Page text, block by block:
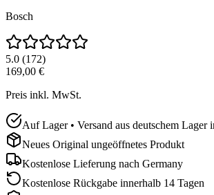
Bosch
5.0 (172)
169,00 €
Preis inkl. MwSt.
Auf Lager • Versand aus deutschem Lager
Neues Original ungeöffnetes Produkt
Kostenlose Lieferung nach Germany
Kostenlose Rückgabe innerhalb 14 Tagen